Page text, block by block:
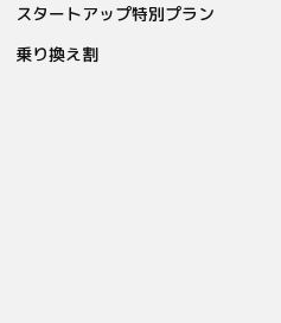
スタートアップ特別プラン
乗り換え割